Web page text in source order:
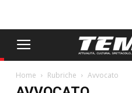
Home Rubriche Avvocato